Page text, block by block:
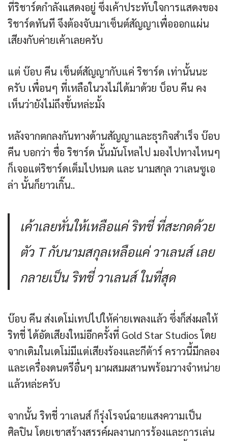
ที่ริชาร์ดกำลังแสดงอยู่ ซึ่งเค้าประทับใจการแสดงของ
ริชาร์ดทันที จึงต้องจับมาเซ็นต์สัญญาเพื่อออกแผ่น
เสียงกับค่ายเค้าเลยครับ
แต่ บ๊อบ คีน เซ็นต์สัญญากับแค่ ริชาร์ด เท่านั้นนะ
ครับ เพื่อนๆ ที่เหลือในวงไม่ได้มาด้วย บ็อบ คีน คง
เห็นว่ายังไม่ถึงขั้นหล่ะมั้ง
หลังจากตกลงกันทางด้านสัญญาและธุรกิจสำเร็จ บ๊อบ
คีน บอกว่า ชื่อ ริชาร์ด นั้นมันโหลไป มองไปทางไหนๆ
ก็เจอแต่ริชาร์ดเต็มไปหมด และ นามสกุล วาเลนซูเอ
ล่า นั้นก็ยาวเกิ๊น..
เค้าเลยหั่นให้เหลือแค่ ริทชี่ ที่สะกดด้วย
ตัว T กับนามสกุลเหลือแค่ วาเลนส์ เลย
กลายเป็น ริทชี่ วาเลนส์ ในที่สุด
บ๊อบ คีน ส่งเดโม่เทปไปให้ค่ายเพลงแล้ว ซึ่งก็ส่งผลให้
ริทชี่ ได้อัดเสียงใหม่อีกครั้งที่ Gold Star Studios โดย
จากเดิมในเดโม่มีแต่เสียงร้องและกีต้าร์ คราวนี้มีกลอง
และเครื่องดนตรีอื่นๆ มาผสมผสานพร้อมวางจำหน่าย
แล้วหล่ะครับ
จากนั้น ริทชี่ วาเลนส์ ก็รุ่งโรจน์ฉายแสงความเป็น
ศิลปิน โดยเขาสร้างสรรค์ผลงานการร้องและการเล่น